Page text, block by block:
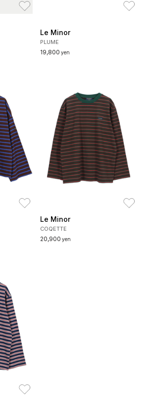
Le Minor
PLUME
19,800 yen
Le Minor
COQETTE
20,900 yen